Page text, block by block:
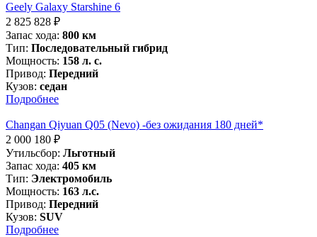
Geely Galaxy Starshine 6
2 825 828 ₽
Запас хода: 800 км
Тип: Последовательный гибрид
Мощность: 158 л. с.
Привод: Передний
Кузов: седан
Подробнее
Changan Qiyuan Q05 (Nevo) -без ожидания 180 дней*
2 000 180 ₽
Утильсбор: Льготный
Запас хода: 405 км
Тип: Электромобиль
Мощность: 163 л.с.
Привод: Передний
Кузов: SUV
Подробнее